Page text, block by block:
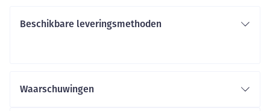
Beschikbare leveringsmethoden
Waarschuwingen